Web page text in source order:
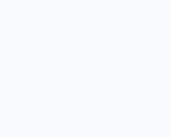
Wochenende sta